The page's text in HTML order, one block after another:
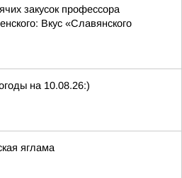
закусок профессора
Вкус «Славянского
на 10.08.26:)
яглама